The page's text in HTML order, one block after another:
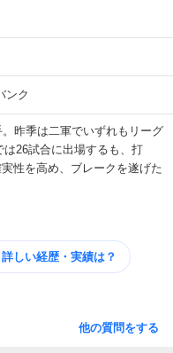
ンク
昨季は二軍でいずれもリーグ
は26試合に出場するも、打
性を高め、ブレークを遂げた
しい​経歴・​実績は？
他の質問をする